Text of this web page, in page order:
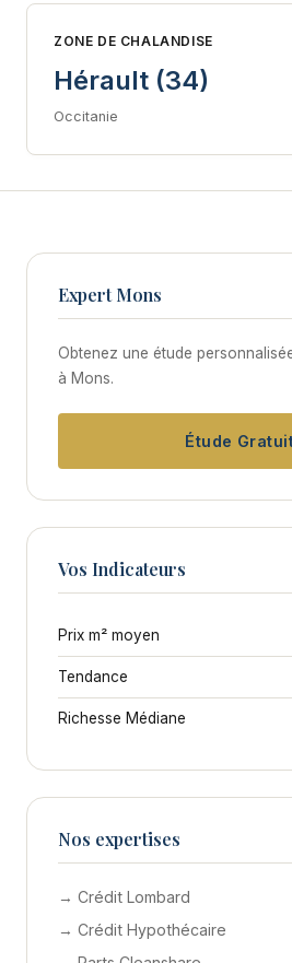
ZONE DE CHALANDISE
Hérault (34)
Occitanie
Expert Mons
Obtenez une étude
à Mons.
Étude
Vos Indicateurs
Prix m² moyen
Tendance
Richesse Médiane
Nos expertises
→ Crédit Lombard
→ Crédit Hypothécaire